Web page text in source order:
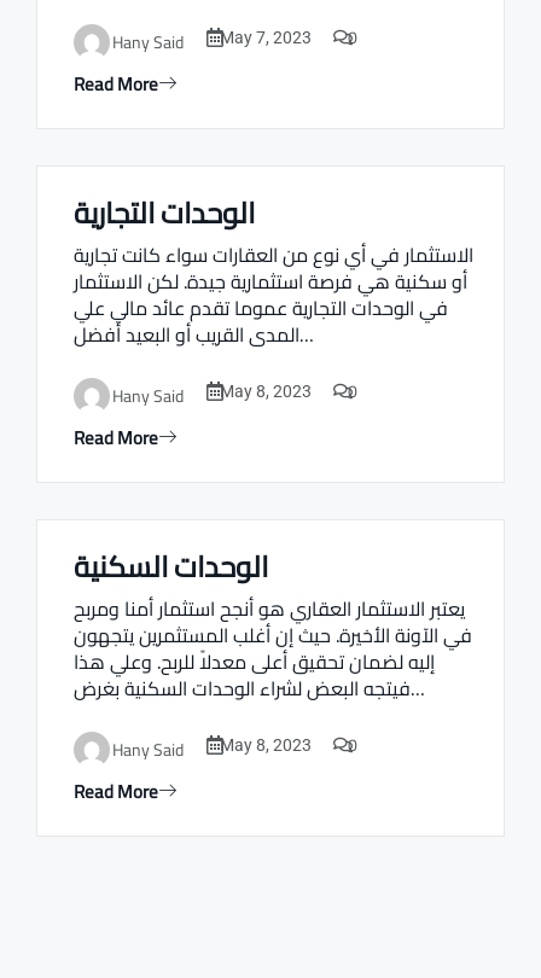
Hany Said May 7, 2023 0
Read More
Real estate Estate ville
الوحدات التجارية
الاستثمار في أي نوع من العقارات سواء كانت تجارية
أو سكنية هي فرصة استثمارية جيدة. لكن الاستثمار
في الوحدات التجارية عموما تقدم عائد مالي علي
المدى القريب أو البعيد أفضل…
Hany Said May 8, 2023 0
Read More
Real estate Estate ville
الوحدات السكنية
يعتبر الاستثمار العقاري هو أنجح استثمار أمنا ومربح
في الآونة الأخيرة. حيث إن أغلب المستثمرين يتجهون
إليه لضمان تحقيق أعلى معدلاً للربح. وعلي هذا
فيتجه البعض لشراء الوحدات السكنية بغرض…
Hany Said May 8, 2023 0
Read More